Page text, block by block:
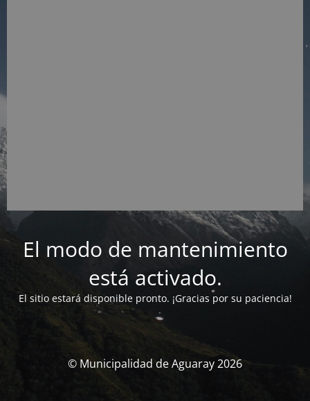
El modo de mantenimiento
está activado.
El sitio estará disponible pronto. ¡Gracias por su paciencia!
© Municipalidad de Aguaray 2026